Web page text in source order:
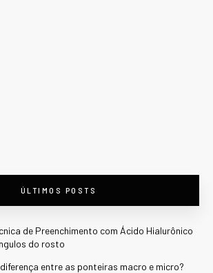
ÚLTIMOS POSTS
de Preenchimento com Ácido Hialurônico
do rosto
entre as ponteiras macro e micro?